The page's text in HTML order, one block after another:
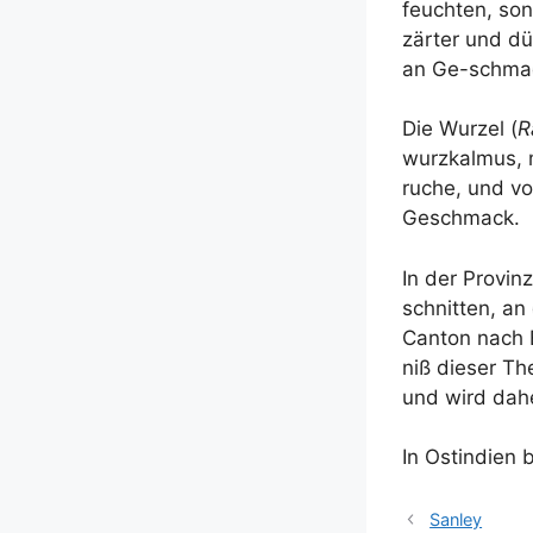
feuch­ten,
zär­ter und
an Ge-
Die Wur­zel (
wurz­kal­mus,
ru­che, und
Geschmack.
In der
schnit­ten, an
Can­ton nach
niß die­ser
und wird
In Ost­in­di­en
Sanley